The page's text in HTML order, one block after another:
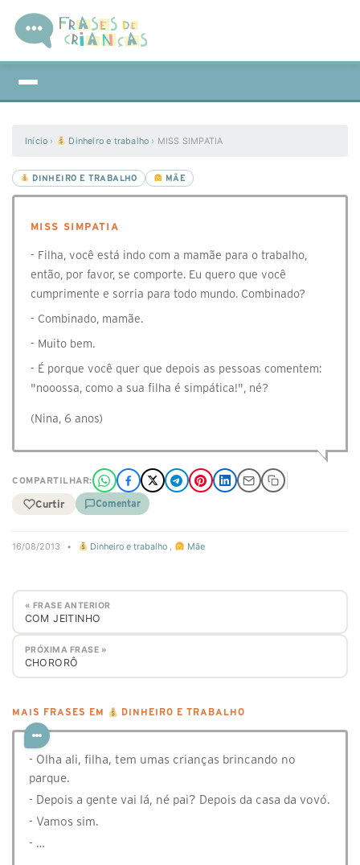
Início › Dinheiro e trabalho › MISS SIMPATIA
DINHEIRO E TRABALHO MÃE
MISS SIMPATIA
- Filha, você está indo com a mamãe para o trabalho,
então, por favor, se comporte. Eu quero que você
cumprimente e sorria para todo mundo. Combinado?
- Combinado, mamãe.
- Muito bem.
- É porque você quer que depois as pessoas comentem:
"nooossa, como a sua filha é simpática!", né?
(Nina, 6 anos)
COMPARTILHAR:
Curtir Comentar
16/08/2013 • Dinheiro e trabalho , Mãe
« FRASE ANTERIOR
COM JEITINHO
PRÓXIMA FRASE »
CHORORÔ
MAIS FRASES EM DINHEIRO E TRABALHO
- Olha ali, filha, tem umas crianças brincando no
parque.
- Depois a gente vai lá, né pai? Depois da casa da vovó.
- Vamos sim.
- …